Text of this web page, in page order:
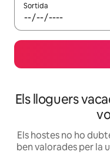
Sortida
Els lloguers
Els hostes no ho
ben valorades per la